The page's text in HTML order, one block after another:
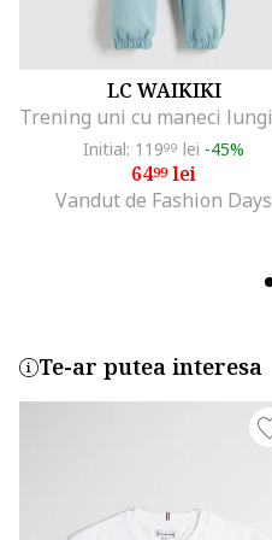
LC WAIKIKI
Initial: 11999 lei -45%
6499lei
Vandut de Fashion Days
Te-ar putea interesa